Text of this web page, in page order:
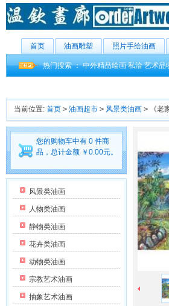
首页 油画雕塑 照片手绘油画
热门搜索 ：中外精品绘画 私洽 艺术品
当前位置: 首页 > 油画超市 > 风景类油画 > 《老
您的购物车中有 0 件商
品，总计金额 ￥0.00元。
风景类油画
人物类油画
静物类油画
花卉类油画
动物类油画
宗教艺术油画
抽象艺术油画